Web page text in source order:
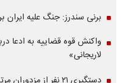
برنی سندرز: جنگ علیه ایران
واکنش قوه قضاییه به ادعا
لاریجانی»